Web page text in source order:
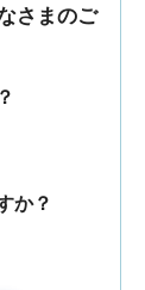
さまのご
か？